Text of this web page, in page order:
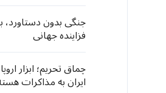
جنگی بدون دستاورد،
فزاینده جهانی
چماق تحریم؛ ابزار
ایران به مذاکرات